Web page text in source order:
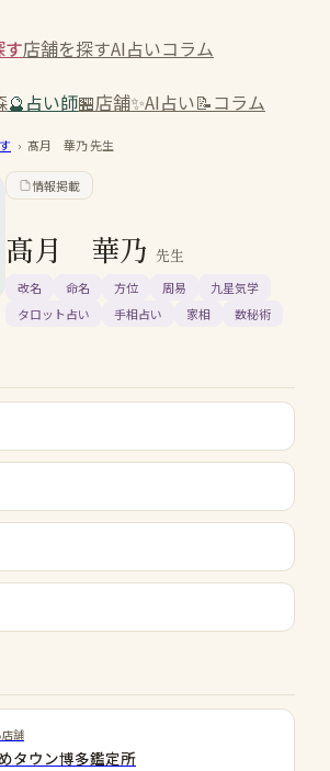
す店舗を探すAI占いコラム
🔮占い師🏪店舗✨AI占い📝コラム
› 髙月 華乃先生
情報掲載
髙月 華乃 先生
改名 命名 方位 周易
九星気学
タロット占い
手相占い 家相 数秘術
舗
タウン博多鑑定所